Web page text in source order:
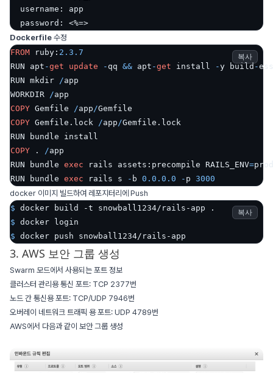
  username: app
Dockerfile 수정
FROM ruby: 2.3 .7
RUN apt -get update - qq && apt -get install -y build-
RUN mkdir /app
WORKDIR /
COPY Gemfile /app/
COPY Gemfile.lock /app/Gemfile.lock
COPY . /app
RUN bundle exec rails assets:precompile RAILS_ENV=
RUN bundle exec rails s - b 0.0 .0 .0 - p 3000
복사
docker 이미지 빌드하여 레포지터리에 Push
$ docker build -t snowball1234/rails-app .
$ docker login
$ docker push snowball1234/rails-app
복사
3. AWS 보안 그룹 생성
Swarm 모드에서 사용되는 포트 정보
클러스터 관리용 통신 포트: TCP 2377번
노드 간 통신용 포트: TCP/UDP 7946번
오버레이 네트워크 트래픽 용 포트: UDP 4789번
AWS에서 다음과 같이 보안 그룹 생성